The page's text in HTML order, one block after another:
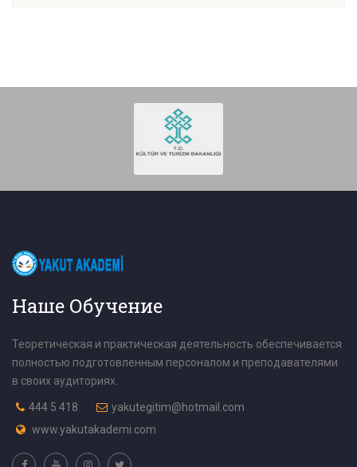
Наше Обучение
Теоретическая и практическая деятельность обеспечивается
полностью подготовленным персоналом и преподавателями
в своих аудиториях.
444 5 418
yakutegitim@hotmail.com
www.yakutakademi.com